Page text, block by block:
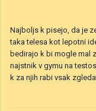
Najboljs k pisejo, da je
taka telesa kot lepotni
bedirajo k bi mogle mal
najstnik v gymu na
k za njih rabi vsak